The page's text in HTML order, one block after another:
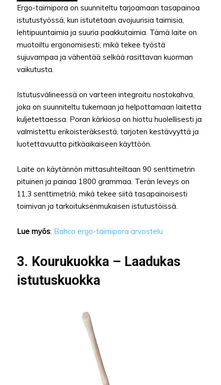
Ergo-taimipora on suunniteltu tarjoamaan tasapainoa
istutustyössä, kun istutetaan avojuurisia taimisia,
lehtipuuntaimia ja suuria paakkutaimia. Tämä laite on
muotoiltu ergonomisesti, mikä tekee työstä
sujuvampaa ja vähentää selkää rasittavan kuorman
vaikutusta.
Istutusvälineessä on varteen integroitu nostokahva,
joka on suunniteltu tukemaan ja helpottamaan laitetta
kuljetettaessa. Poran kärkiosa on hiottu huolellisesti ja
valmistettu erikoisteräksestä, tarjoten kestävyyttä ja
luotettavuutta pitkäaikaiseen käyttöön.
Laite on käytännön mittasuhteiltaan 90 senttimetrin
pituinen ja painaa 1800 grammaa. Terän leveys on
11,3 senttimetriä, mikä tekee siitä tasapainoisesti
toimivan ja tarkoituksenmukaisen istutustöissä.
Lue myös: Bahco ergo-taimipora arvostelu
3. Kourukuokka – Laadukas
istutuskuokka